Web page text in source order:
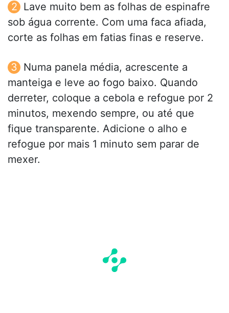
Lave muito bem as folhas de espinafre
sob água corrente. Com uma faca afiada,
corte as folhas em fatias finas e reserve.
Numa panela média, acrescente a
manteiga e leve ao fogo baixo. Quando
derreter, coloque a cebola e refogue por 2
minutos, mexendo sempre, ou até que
fique transparente. Adicione o alho e
refogue por mais 1 minuto sem parar de
mexer.